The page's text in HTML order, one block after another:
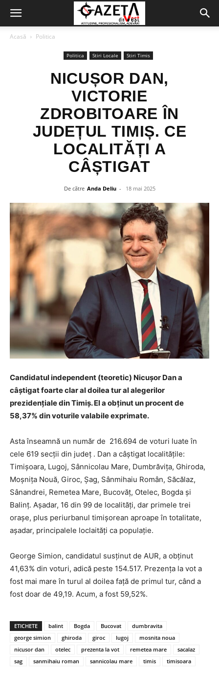
Acasă Politica
Politica Stiri Locale Stiri Timis
NICUȘOR DAN,
VICTORIE
ZDROBITOARE ÎN
JUDEȚUL TIMIȘ. CE
LOCALITĂȚI A
CÂȘTIGAT
De către Anda Deliu - 18 mai 2025
Candidatul independent (teoretic) Nicușor Dan a
câștigat foarte clar al doilea tur al alegerilor
prezidențiale din Timiș. El a obținut un procent de
58,37% din voturile valabile exprimate.
Asta înseamnă un număr de 216.694 de voturi luate în
cele 619 secții din județ . Dan a câștigat localitățile:
Timișoara, Lugoj, Sânnicolau Mare, Dumbrăvița, Ghiroda,
Moșnița Nouă, Giroc, Șag, Sânmihaiu Român, Săcălaz,
Sânandrei, Remetea Mare, Bucovăț, Otelec, Bogda și
Balinț. Așadar, 16 din 99 de localități, dar primele trei
orașe, plus periurbanul timișorean aproape în totalitate,
așadar, principalele loclaități ca populație.
George Simion, candidatul susținut de AUR, a obținut
41,63% din voturi, adică peste 154.517. Prezența la vot a
fost mai mare în turul al doilea față de primul tur, când a
fost doar de 49,19. Acum, a fost 59,52%.
ETICHETE balint Bogda Bucovat
dumbravita
george simion
ghiroda giroc lugoj
mosnita noua
nicusor dan
otelec prezenta la vot remetea mare
sacalaz
sag
sanmihaiu roman sannicolau mare timis timisoara